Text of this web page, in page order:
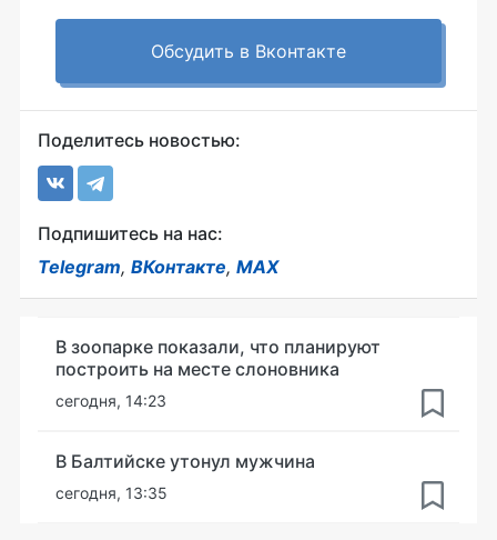
Обсудить в Вконтакте
Поделитесь новостью:
Подпишитесь на нас:
Telegram, ВКонтакте, MAX
В зоопарке показали, что планируют
построить на месте слоновника
сегодня, 14:23
В Балтийске утонул мужчина
сегодня, 13:35